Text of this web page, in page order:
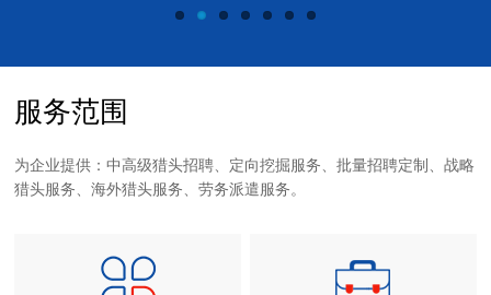
服务范围
为企业提供：中高级猎头招聘、定向挖掘服务、批量招聘定制、战略
猎头服务、海外猎头服务、劳务派遣服务。